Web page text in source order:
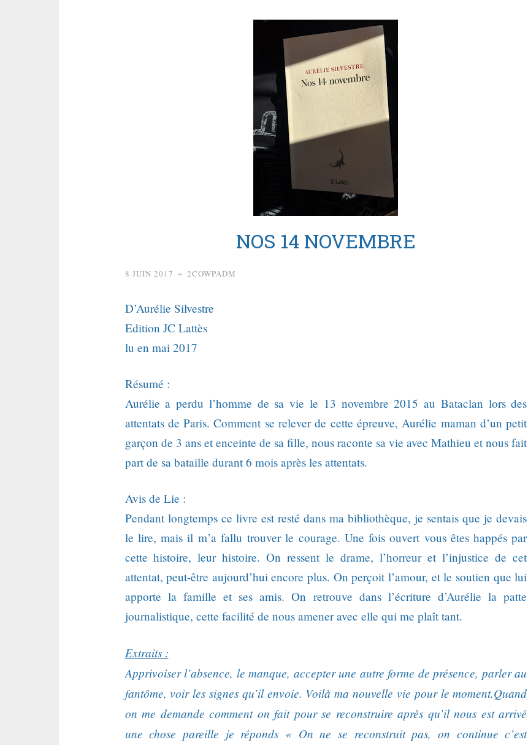
NOS 14 NOVEMBRE
8 JUIN 2017 ~ 2COWPADM
D’Aurélie Silvestre
Edition JC Lattès
lu en mai 2017
Résumé :
Aurélie a perdu l’homme de sa vie le 13 novembre 2015 au Bataclan lors des
attentats de Paris. Comment se relever de cette épreuve, Aurélie maman d’un petit
garçon de 3 ans et enceinte de sa fille, nous raconte sa vie avec Mathieu et nous fait
part de sa bataille durant 6 mois après les attentats.
Avis de Lie :
Pendant longtemps ce livre est resté dans ma bibliothèque, je sentais que je devais
le lire, mais il m’a fallu trouver le courage. Une fois ouvert vous êtes happés par
cette histoire, leur histoire. On ressent le drame, l’horreur et l’injustice de cet
attentat, peut-être aujourd’hui encore plus. On perçoit l’amour, et le soutien que lui
apporte la famille et ses amis. On retrouve dans l’écriture d’Aurélie la patte
journalistique, cette facilité de nous amener avec elle qui me plaît tant.
Extraits :
Apprivoiser l’absence, le manque, accepter une autre forme de présence, parler au
fantôme, voir les signes qu’il envoie. Voilà ma nouvelle vie pour le moment.Quand
on me demande comment on fait pour se reconstruire après qu’il nous est arrivé
une chose pareille je réponds « On ne se reconstruit pas, on continue c’est